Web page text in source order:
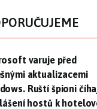
varuje před
varuje před
aktualizacemi
Ruští špioni
hostů k